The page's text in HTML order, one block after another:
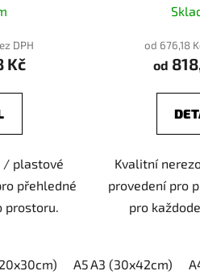
DPH
Kč
/ plastové
přehledné
prostoru.
A5 (15x21cm)
od 676,18
od
Kvalitní
provedení pro
pro
A3 (30x42cm)